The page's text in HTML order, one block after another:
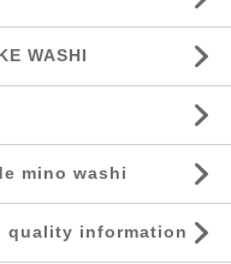
WASHI
mino washi
quality information